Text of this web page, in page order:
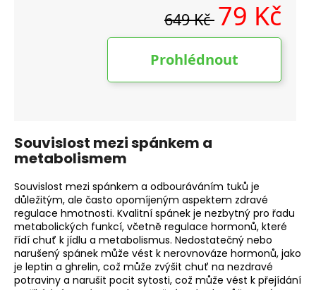
Souvislost mezi spánkem a
metabolismem
Souvislost mezi spánkem a odbouráváním tuků je
důležitým, ale často opomíjeným aspektem zdravé
regulace hmotnosti. Kvalitní spánek je nezbytný pro řadu
metabolických funkcí, včetně regulace hormonů, které
řídí chuť k jídlu a metabolismus. Nedostatečný nebo
narušený spánek může vést k nerovnováze hormonů, jako
je leptin a ghrelin, což může zvýšit chuť na nezdravé
potraviny a narušit pocit sytosti, což může vést k přejídání